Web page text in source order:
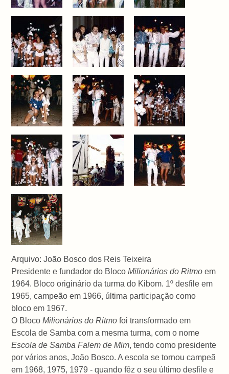
Arquivo: João Bosco dos Reis Teixeira
Presidente e fundador do BlocoMilionários do Ritmo em
1964. Bloco originário da turma do Kibom. 1º desfile em
1965, campeão em 1966, última participação como
bloco em 1967.
O BlocoMilionários do Ritmo foi transformado em
Escola de Samba com a mesma turma, com o nome
Escola de Samba Falem de Mim, tendo como presidente
por vários anos, João Bosco. A escola se tornou campeã
em 1968, 1975, 1979 - quando fêz o seu último desfile e